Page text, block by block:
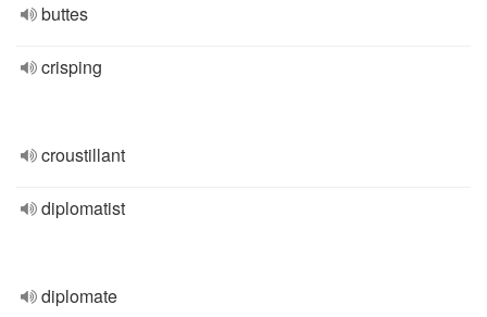
buttes
crisping
croustillant
diplomatist
diplomate